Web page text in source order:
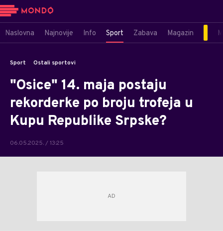
Naslovna Najnovije Info Sport Zabava Magazin
Sport Ostali sportovi
"Osice" 14. maja postaju
rekorderke po broju trofeja u
Kupu Republike Srpske?
06.05.2025. / 13:25